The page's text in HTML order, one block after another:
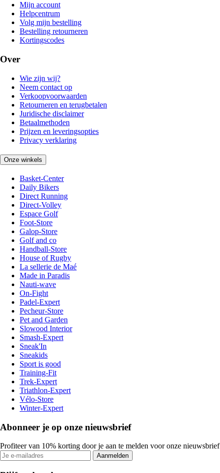
Mijn account
Helpcentrum
Volg mijn bestelling
Bestelling retourneren
Kortingscodes
Over
Wie zijn wij?
Neem contact op
Verkoopvoorwaarden
Retourneren en terugbetalen
Juridische disclaimer
Betaalmethoden
Prijzen en leveringsopties
Privacy verklaring
Onze winkels
Basket-Center
Daily Bikers
Direct Running
Direct-Volley
Espace Golf
Foot-Store
Galop-Store
Golf and co
Handball-Store
House of Rugby
La sellerie de Maé
Made in Paradis
Nauti-wave
On-Fight
Padel-Expert
Pecheur-Store
Pet and Garden
Slowood Interior
Smash-Expert
Sneak'In
Sneakids
Sport is good
Training-Fit
Trek-Expert
Triathlon-Expert
Vélo-Store
Winter-Expert
Abonneer je op onze nieuwsbrief
Profiteer van 10% korting door je aan te melden voor onze nieuwsbrief
Aanmelden